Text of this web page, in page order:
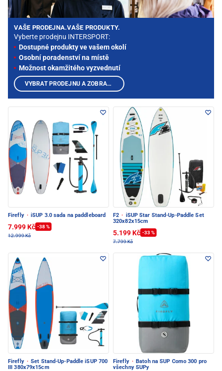
Firefly · iSUP 3.0 sada na paddleboard
7.999 Kč -38 %
12.999 Kč
F2 · iSUP Star Stand-Up-Paddle Set
320x82x15cm
5.199 Kč -33 %
7.799 Kč
Firefly · Set Stand-Up-Paddle iSUP 700
III 380x79x15cm
Firefly · Batoh na SUP Como 300 pro
všechny SUPy
VAŠE PRODEJNA.VAŠE PRODUKTY.
Vyberte prodejnu INTERSPORT:
Dostupné produkty ve vašem okolí
Osobní poradenství na místě
Možnost okamžitého vyzvednutí
VYBRAT PRODEJNU A ZOBRAZIT PRODUKTY